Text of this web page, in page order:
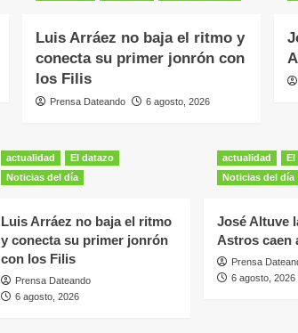
Luis Arráez no baja el ritmo y
conecta su primer jonrón con
los Filis
Prensa Dateando 6 agosto, 2026
actualidad
El datazo
Noticias del día
Luis Arráez no baja el ritmo
y conecta su primer jonrón
con los Filis
Prensa Dateando
6 agosto, 2026
actualidad
Noticias del día
José Altuve
Astros caen
Prensa
6 agosto, 2026